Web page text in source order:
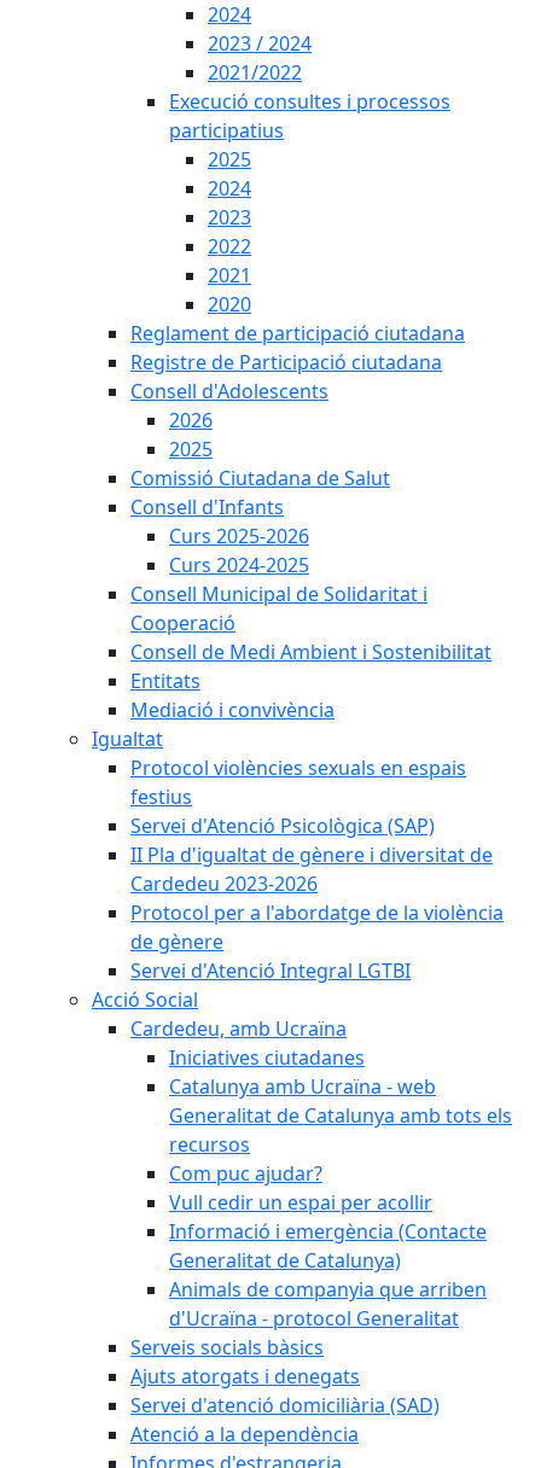
2024
2023 / 2024
2021/2022
Execució consultes i processos
participatius
2025
2024
2023
2022
2021
2020
Reglament de participació ciutadana
Registre de Participació ciutadana
Consell d'Adolescents
2026
2025
Comissió Ciutadana de Salut
Consell d'Infants
Curs 2025-2026
Curs 2024-2025
Consell Municipal de Solidaritat i
Cooperació
Consell de Medi Ambient i Sostenibilitat
Entitats
Mediació i convivència
Igualtat
Protocol violències sexuals en espais
festius
Servei d'Atenció Psicològica (SAP)
II Pla d'igualtat de gènere i diversitat de
Cardedeu 2023-2026
Protocol per a l'abordatge de la violència
de gènere
Servei d'Atenció Integral LGTBI
Acció Social
Cardedeu, amb Ucraïna
Iniciatives ciutadanes
Catalunya amb Ucraïna - web
Generalitat de Catalunya amb tots els
recursos
Com puc ajudar?
Vull cedir un espai per acollir
Informació i emergència (Contacte
Generalitat de Catalunya)
Animals de companyia que arriben
d'Ucraïna - protocol Generalitat
Serveis socials bàsics
Ajuts atorgats i denegats
Servei d'atenció domiciliària (SAD)
Atenció a la dependència